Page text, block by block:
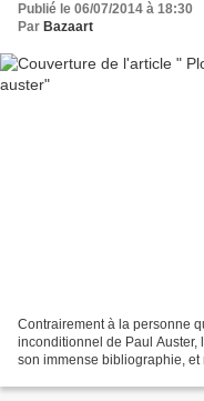
Publié le 06/07/2014 à 18:30
Par Bazaart
Contrairement à la personne
inconditionnel de Paul Auster,
son immense bibliographie, et